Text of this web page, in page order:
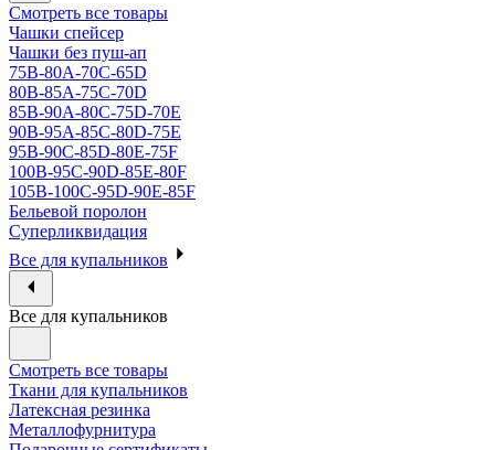
Смотреть все товары
Чашки спейсер
Чашки без пуш-ап
75В-80А-70С-65D
80В-85А-75С-70D
85В-90А-80С-75D-70E
90B-95A-85C-80D-75E
95B-90C-85D-80E-75F
100B-95C-90D-85E-80F
105B-100C-95D-90E-85F
Бельевой поролон
Суперликвидация
Все для купальников
Все для купальников
Смотреть все товары
Ткани для купальников
Латексная резинка
Металлофурнитура